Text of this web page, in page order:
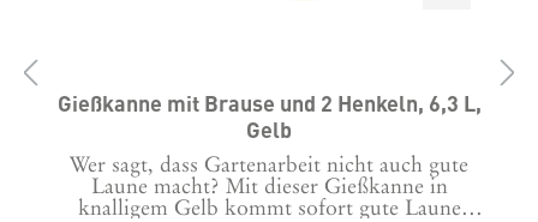
Gießkanne mit Brause und 2 Henkeln, 6,3 L,
Gelb
Wer sagt, dass Gartenarbeit nicht auch gute
Laune macht? Mit dieser Gießkanne in
knalligem Gelb kommt sofort gute Laune